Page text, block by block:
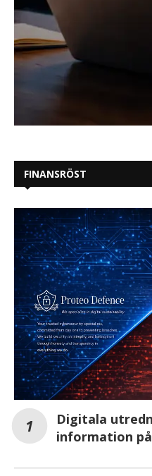
FINANSRÖST
Digitala
information